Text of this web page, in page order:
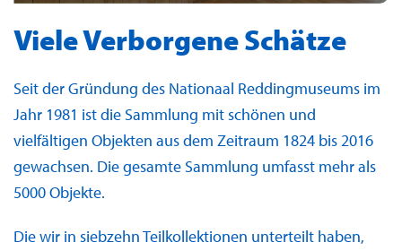
Viele Verborgene Schätze
Seit der Gründung des Nationaal Reddingmuseums im
Jahr 1981 ist die Sammlung mit schönen und
vielfältigen Objekten aus dem Zeitraum 1824 bis 2016
gewachsen. Die gesamte Sammlung umfasst mehr als
5000 Objekte.
Die wir in siebzehn Teilkollektionen unterteilt haben,